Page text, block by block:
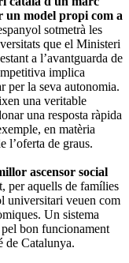
un model propi com a
sotmetrà les
que el Ministeri
a l’avantguarda de
implica
per la seva autonomia.
una veritable
una resposta ràpida
en matèria
l’oferta de graus.
ascensor social
per aquells de famílies
universitari veuen com
Un sistema
pel bon funcionament
de Catalunya.